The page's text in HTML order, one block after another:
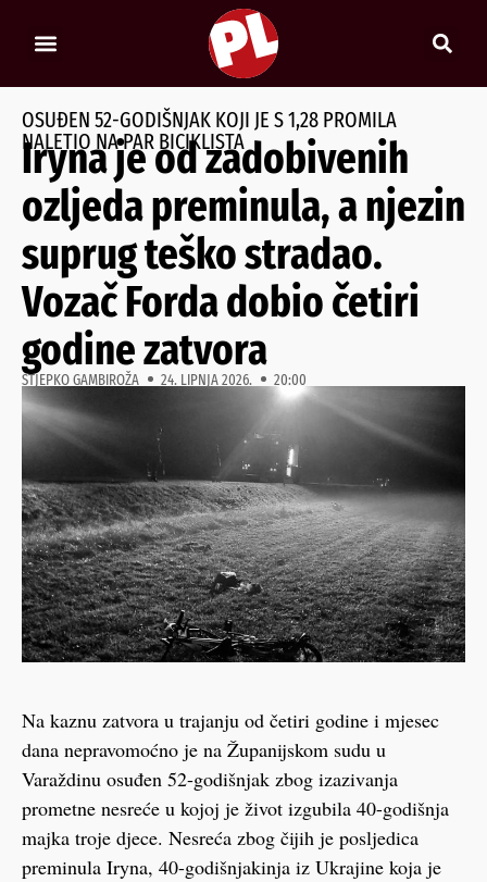
OSUĐEN 52-GODIŠNJAK KOJI JE S 1,28 PROMILA
NALETIO NA PAR BICIKLISTA
Iryna je od zadobivenih
ozljeda preminula, a njezin
suprug teško stradao.
Vozač Forda dobio četiri
godine zatvora
STJEPKO GAMBIROŽA 24. LIPNJA 2026. 20:00
Na kaznu zatvora u trajanju od četiri godine i mjesec
dana nepravomoćno je na Županijskom sudu u
Varaždinu osuđen 52-godišnjak zbog izazivanja
prometne nesreće u kojoj je život izgubila 40-godišnja
majka troje djece. Nesreća zbog čijih je posljedica
preminula Iryna, 40-godišnjakinja iz Ukrajine koja je